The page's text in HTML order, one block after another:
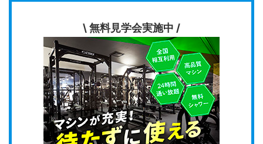
\ 無料見学会実施中 /